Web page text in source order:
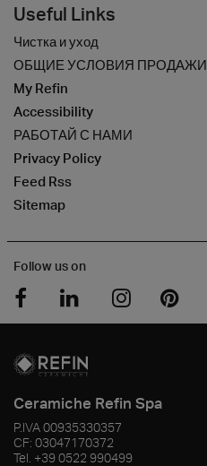
Useful Links
Чистка и уход
ОБЩИЕ УСЛОВИЯ ПРОДАЖИ
My Refin
Accessibility
РАБОТАЙ С НАМИ
Privacy Policy
Feed Rss
Sitemap
Follow us on
Ceramiche Refin Spa
P.IVA00935330357
CF: 03047170372
Tel. +39 0522 990499